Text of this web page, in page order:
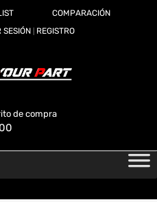
COMPARACIÓN
SESIÓN REGISTRO
de compra